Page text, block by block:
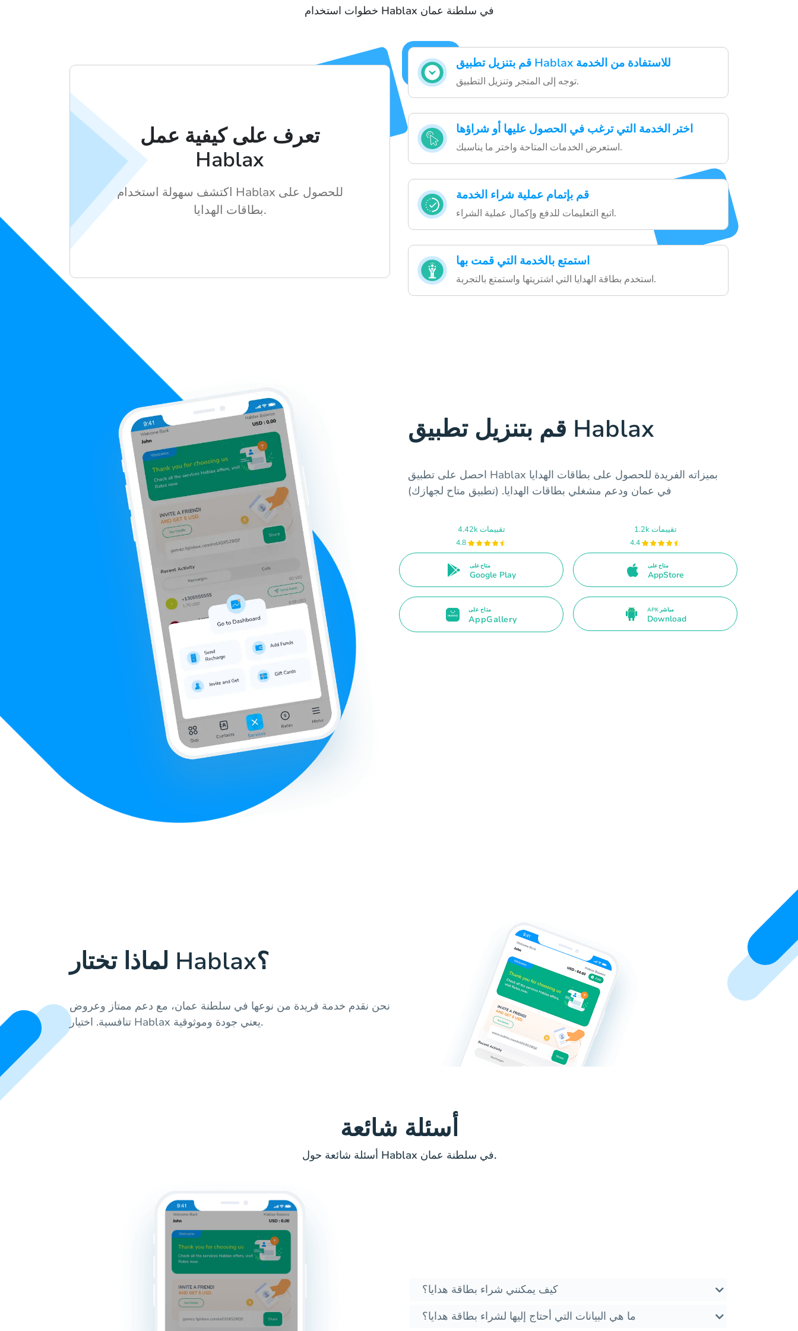
خطوات استخدام Hablax في سلطنة عمان
قم بتنزيل تطبيق Hablax للاستفادة من الخدمة
توجه إلى المتجر وتنزيل التطبيق.
اختر الخدمة التي ترغب في الحصول عليها أو شراؤها
استعرض الخدمات المتاحة واختر ما يناسبك.
قم بإتمام عملية شراء الخدمة
اتبع التعليمات للدفع وإكمال عملية الشراء.
استمتع بالخدمة التي قمت بها
استخدم بطاقة الهدايا التي اشتريتها واستمتع بالتجربة.
تعرف على كيفية عمل
Hablax
اكتشف سهولة استخدام Hablax للحصول على
بطاقات الهدايا.
قم بتنزيل تطبيق Hablax
احصل على تطبيق Hablax بميزاته الفريدة للحصول على بطاقات الهدايا
في عمان ودعم مشغلي بطاقات الهدايا. (تطبيق متاح لجهازك)
4.42k تقييمات
4.8
متاح على
Google Play
1.2k تقييمات
4.4
متاح على
AppStore
متاح على
AppGallery
APK مباشر
Download
لماذا تختار Hablax؟
نحن نقدم خدمة فريدة من نوعها في سلطنة عمان، مع دعم ممتاز وعروض
تنافسية. اختيار Hablax يعني جودة وموثوقية.
أسئلة شائعة
أسئلة شائعة حول Hablax في سلطنة عمان.
كيف يمكنني شراء بطاقة هدايا؟
ما هي البيانات التي أحتاج إليها لشراء بطاقة هدايا؟